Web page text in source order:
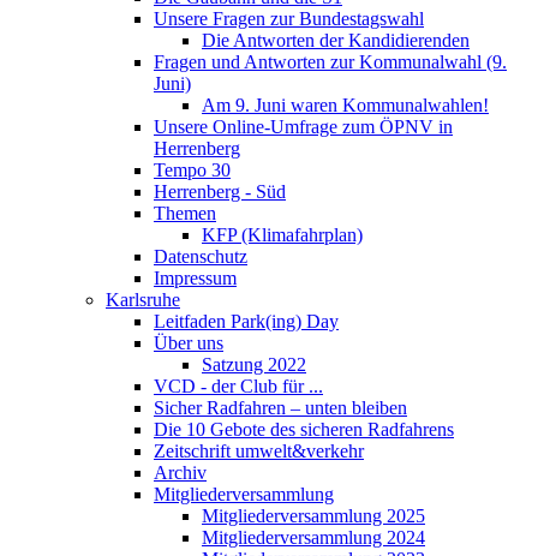
Unsere Fragen zur Bundestagswahl
Die Antworten der Kandidierenden
Fragen und Antworten zur Kommunalwahl (9.
Juni)
Am 9. Juni waren Kommunalwahlen!
Unsere Online-Umfrage zum ÖPNV in
Herrenberg
Tempo 30
Herrenberg - Süd
Themen
KFP (Klimafahrplan)
Datenschutz
Impressum
Karlsruhe
Leitfaden Park(ing) Day
Über uns
Satzung 2022
VCD - der Club für ...
Sicher Radfahren – unten bleiben
Die 10 Gebote des sicheren Radfahrens
Zeitschrift umwelt&verkehr
Archiv
Mitgliederversammlung
Mitgliederversammlung 2025
Mitgliederversammlung 2024